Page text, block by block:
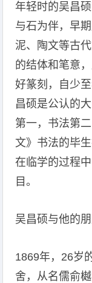
年轻时的吴昌
与石为伴，早
泥、陶文等古
的结体和笔意
好篆刻，自少
昌硕是公认的
第一，书法第
文》书法的毕
在临学的过程
目。
吴昌硕与他的
1869年，26岁
舍，从名儒俞